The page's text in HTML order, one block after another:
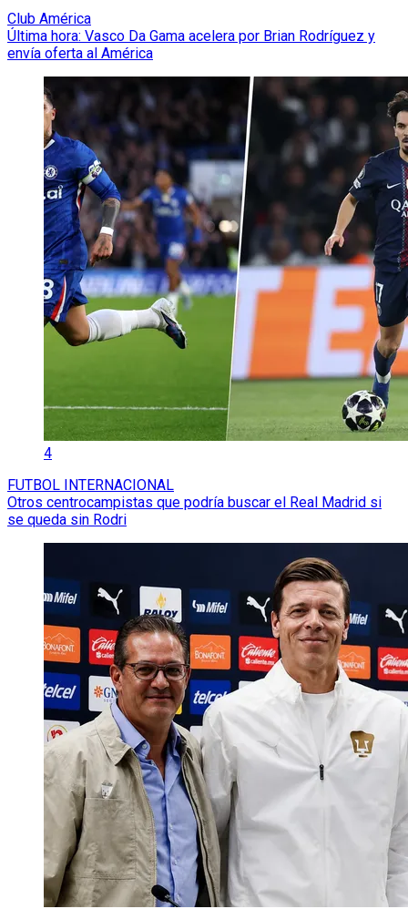
Club América
Última hora: Vasco Da Gama acelera por Brian Rodríguez y
envía oferta al América
4
FUTBOL INTERNACIONAL
Otros centrocampistas que podría buscar el Real Madrid si
se queda sin Rodri